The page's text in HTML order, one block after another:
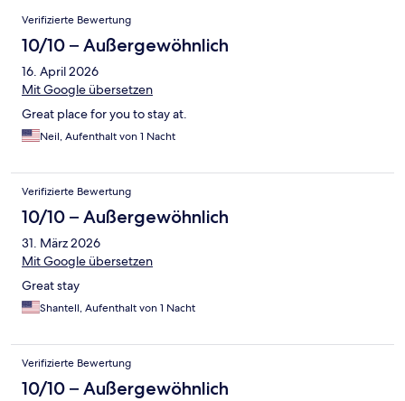
Bewertungen
Verifizierte Bewertung
10/10 – Außergewöhnlich
16. April 2026
Mit Google übersetzen
Great place for you to stay at.
Neil, Aufenthalt von 1 Nacht
Verifizierte Bewertung
10/10 – Außergewöhnlich
31. März 2026
Mit Google übersetzen
Great stay
Shantell, Aufenthalt von 1 Nacht
Verifizierte Bewertung
10/10 – Außergewöhnlich